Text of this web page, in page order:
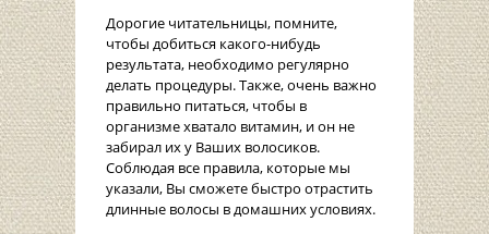
Дорогие читательницы, помните,
чтобы добиться какого-нибудь
результата, необходимо регулярно
делать процедуры. Также, очень важно
правильно питаться, чтобы в
организме хватало витамин, и он не
забирал их у Ваших волосиков.
Соблюдая все правила, которые мы
указали, Вы сможете быстро отрастить
длинные волосы в домашних условиях.